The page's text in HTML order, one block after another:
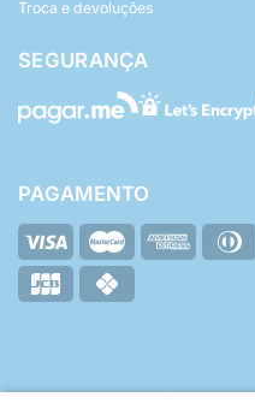
Troca e devoluções
SEGURANÇA
PAGAMENTO
© Yasmin Baby -